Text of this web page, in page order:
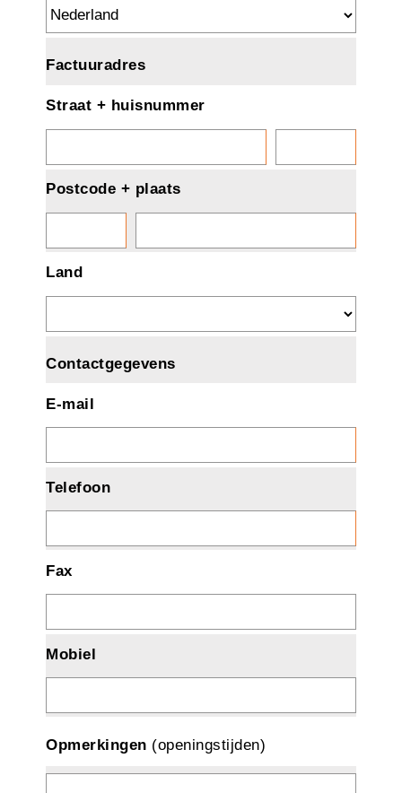
Factuuradres
Straat + huisnummer
Postcode + plaats
Land
Contactgegevens
E-mail
Telefoon
Fax
Mobiel
Opmerkingen (openingstijden)